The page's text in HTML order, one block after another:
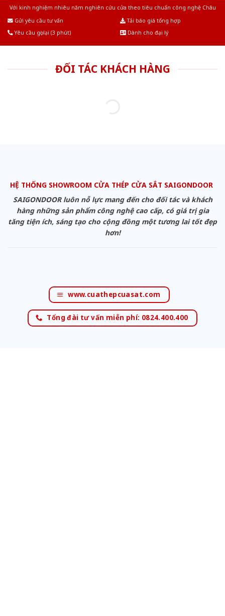
Với kinh nghiệm nhiêu năm nghiên cứu cửa theo tiêu chuẩn công nghệ Châu
Gửi yêu cầu tư vấn
Tải báo giá tổng hợp
Yêu cầu gọi lại (3 phút)
Dành cho đại lý
ĐỐI TÁC KHÁCH HÀNG
HỆ THỐNG SHOWROOM CỬA THÉP CỬA SẮT SAIGONDOOR
SAIGONDOOR luôn nỗ lực mang đến cho đối tác và khách
hàng những sản phẩm công nghệ cao cấp, có giá trị gia
tăng tiện ích, sáng tạo cho cộng đồng một tương lai tốt đẹp
hơn!
www.cuathepcuasat.com
Tổng đài tư vấn miễn phí: 0824.400.400